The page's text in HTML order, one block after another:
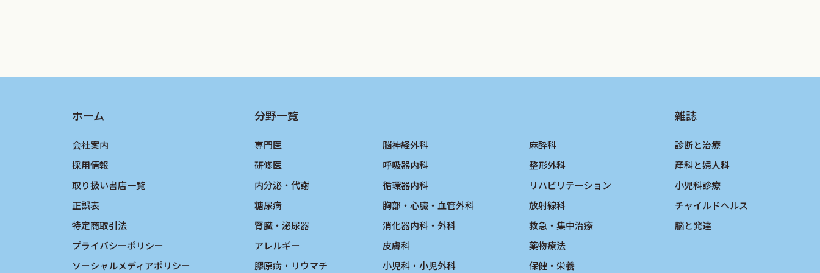
ホーム
会社案内
採用情報
取り扱い書店一覧
正誤表
特定商取引法
プライバシーポリシー
ソーシャルメディアポリシー
分野一覧
専門医
研修医
内分泌・代謝
糖尿病
腎臓・泌尿器
アレルギー
膠原病・リウマチ
脳神経外科
呼吸器内科
循環器内科
胸部・心臓・血管外科
消化器内科・外科
皮膚科
小児科・小児外科
麻酔科
整形外科
リハビリテーション
放射線科
救急・集中治療
薬物療法
保健・栄養
雑誌
診断と治療
産科と婦人科
小児科診療
チャイルドヘルス
脳と発達